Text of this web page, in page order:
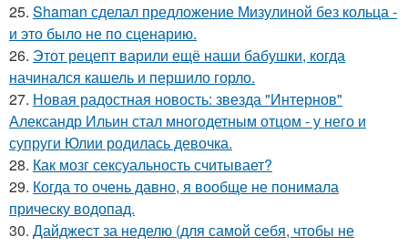
25. Shaman сделал предложение Мизулиной без кольца -
и это было не по сценарию.
26. Этот рецепт варили ещё наши бабушки, когда
начинался кашель и першило горло.
27. Новая радостная новость: звезда "Интернов"
Александр Ильин стал многодетным отцом - у него и
супруги Юлии родилась девочка.
28. Как мозг сексуальность считывает?
29. Когда то очень давно, я вообще не понимала
прическу водопад.
30. Дайджест за неделю (для самой себя, чтобы не